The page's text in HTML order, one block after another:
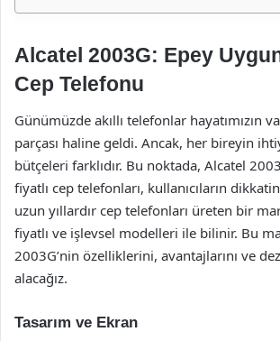
Alcatel 2003G: Epey
Cep Telefonu
Günümüzde akıllı telefonlar hayatımızın
parçası haline geldi. Ancak, her bireyin
bütçeleri farklıdır. Bu noktada, Alcatel
fiyatlı cep telefonları, kullanıcıların
uzun yıllardır cep telefonları üreten bir
fiyatlı ve işlevsel modelleri ile bilinir. Bu
2003G’nin özelliklerini, avantajlarını ve
alacağız.
Tasarım ve Ekran